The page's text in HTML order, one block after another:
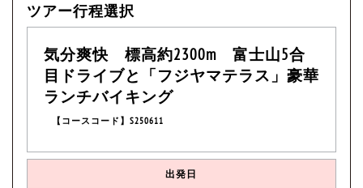
ツアー行程選択
気分爽快 標高約2300m 富士山5合
目ドライブと「フジヤマテラス」豪華
ランチバイキング
【コースコード】S250611
出発日